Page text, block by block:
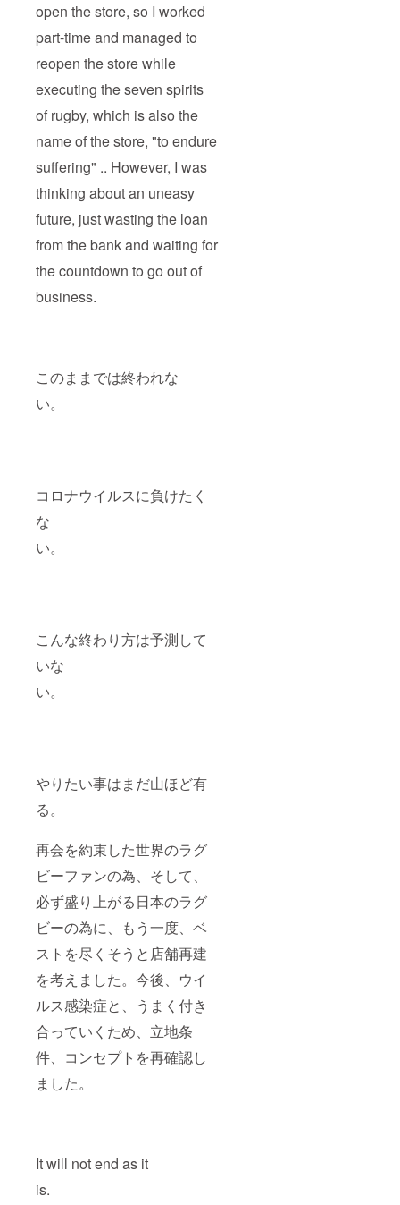
open the store, so I worked
part-time and managed to
reopen the store while
executing the seven spirits
of rugby, which is also the
name of the store, "to endure
suffering" .. However, I was
thinking about an uneasy
future, just wasting the loan
from the bank and waiting for
the countdown to go out of
business.
このままでは終われな
い。
コロナウイルスに負けたく
な
い。
こんな終わり方は予測して
いな
い。
やりたい事はまだ山ほど有
る。
再会を約束した世界のラグ
ビーファンの為、そして、
必ず盛り上がる日本のラグ
ビーの為に、もう一度、ベ
ストを尽くそうと店舗再建
を考えました。今後、ウイ
ルス感染症と、うまく付き
合っていくため、立地条
件、コンセプトを再確認し
ました。
It will not end as it
is.